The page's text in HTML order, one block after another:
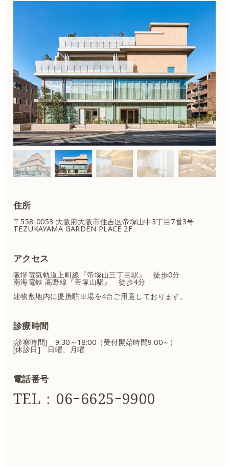
住所
〒558-0053 大阪府大阪市住吉区帝塚山中3丁目7番3号
TEZUKAYAMA GARDEN PLACE 2F
アクセス
阪堺電気軌道上町線『帝塚山三丁目駅』 徒歩0分
南海電鉄 高野線『帝塚山駅』 徒歩4分
建物敷地内に提携駐車場を4台ご用意しております。
診療時間
[診察時間] 9:30～18:00（受付開始時間9:00～）
[休診日] 日曜、月曜
電話番号
TEL：06ｰ6625ｰ9900